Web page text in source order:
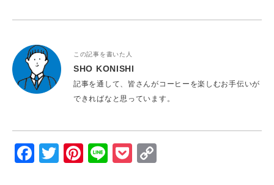
この記事を書いた人
SHO KONISHI
記事を通して、皆さんがコーヒーを楽しむお手伝いが
できればなと思っています。
Facebook
Twitter
Pinterest
LinePocket